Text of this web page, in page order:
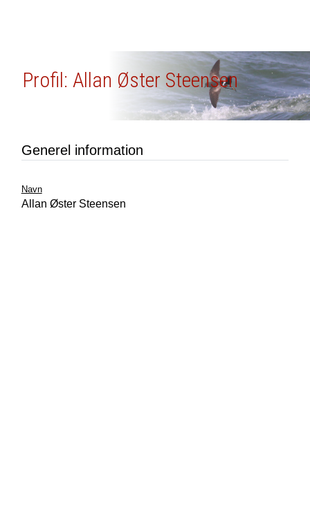
Profil: Allan Øster Steensen
Generel information
Navn
Allan Øster Steensen